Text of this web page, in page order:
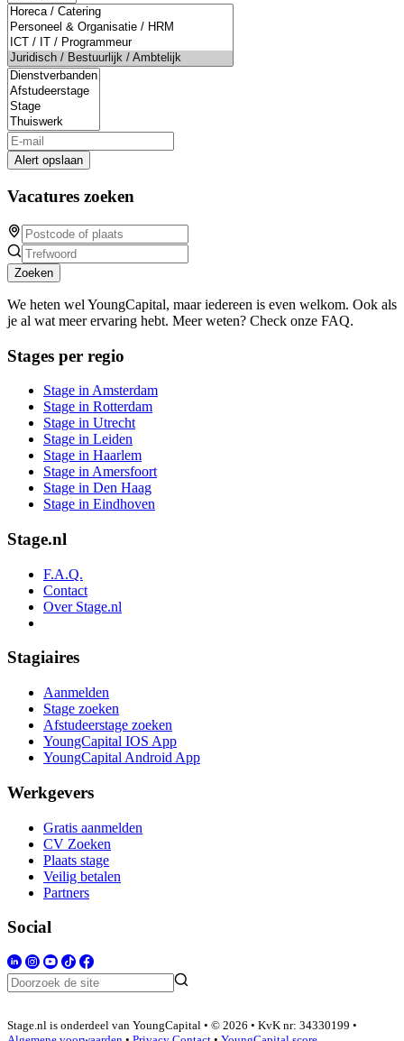
Alert opslaan
Vacatures zoeken
Zoeken
We heten wel YoungCapital, maar iedereen is even welkom. Ook als
je al wat meer ervaring hebt. Meer weten? Check onze FAQ.
Stages per regio
Stage in Amsterdam
Stage in Rotterdam
Stage in Utrecht
Stage in Leiden
Stage in Haarlem
Stage in Amersfoort
Stage in Den Haag
Stage in Eindhoven
Stage.nl
F.A.Q.
Contact
Over Stage.nl
Stagiaires
Aanmelden
Stage zoeken
Afstudeerstage zoeken
YoungCapital IOS App
YoungCapital Android App
Werkgevers
Gratis aanmelden
CV Zoeken
Plaats stage
Veilig betalen
Partners
Social
Stage.nl is onderdeel van YoungCapital • © 2026 • KvK nr: 34330199 •